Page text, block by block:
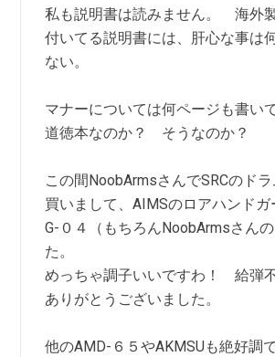
私も説明書は読みません。 海外
付いてる説明書には、肝心な事は
ない。
マナーについては何ページも書
道徳本なのか？ そうなのか？
この間NoobArmsさんでSRCのド
買いまして、AIMSのロアハンドガ
G-０４（もちろんNoobArmsさん
た。
めっちゃ調子いいですわ！ 給弾
ありがとうございました。
他のAMD-６５やAKMSUも絶好調